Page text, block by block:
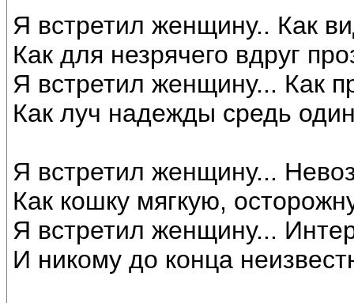
Я встретил женщину.. Как
Как для незрячего вдруг
Я встретил женщину... Как
Как луч надежды средь
Я встретил женщину...
Как кошку мягкую,
Я встретил женщину...
И никому до конца